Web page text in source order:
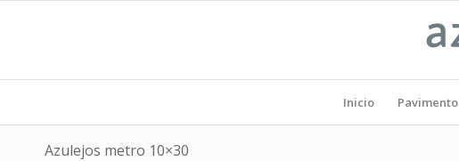
Inicio Pavimento
Azulejos metro 10×30